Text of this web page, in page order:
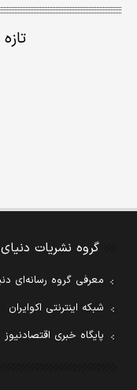
گروه نشریات
معرفی گروه رسانه‌ای
شبکه اینترنتی اکوایران
پایگاه خبری اقتصادنیوز